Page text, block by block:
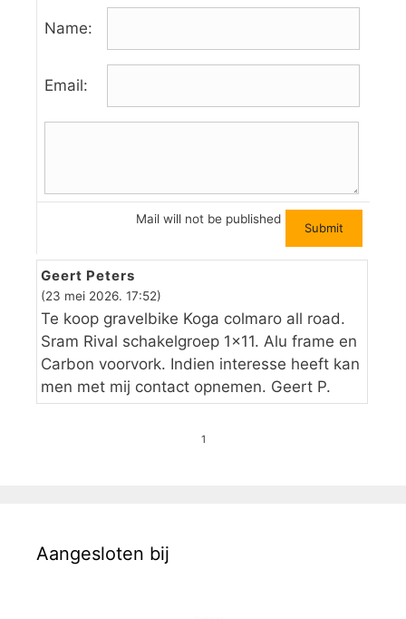
Name:
Email:
Mail will not be published
Geert Peters
(23 mei 2026. 17:52)
Te koop gravelbike Koga colmaro all road.
Sram Rival schakelgroep 1×11. Alu frame en
Carbon voorvork. Indien interesse heeft kan
men met mij contact opnemen. Geert P.
1
Aangesloten bij